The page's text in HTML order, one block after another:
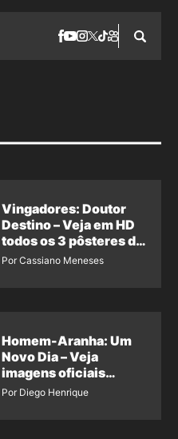
Vingadores: Doutor
Destino – Veja em HD
todos os 3 pôsteres de
‘Doomsday’ + 1 imagem
Por Cassiano Meneses
Homem-Aranha: Um
Novo Dia – Veja
imagens oficiais
descartadas do Hulk
Por Diego Henrique